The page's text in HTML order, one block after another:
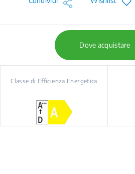
Dove acquistare
Classe di Efficienza Energetica